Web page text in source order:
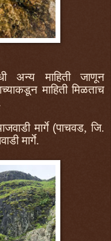
अन्य माहिती जाणून
माहिती मिळताच
मार्गे (पाचवड, जि.
मार्गे.